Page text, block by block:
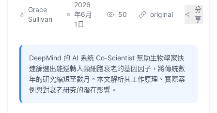
Grace
Sullivan
2026
年6月
1日
50 original
分
享
DeepMind 的 AI 系統 Co-Scientist 幫助生物學家快
速篩選出能逆轉人類細胞衰老的基因因子，將傳統數
年的研究縮短至數月。本文解析其工作原理、實際案
例與對衰老研究的潛在影響。